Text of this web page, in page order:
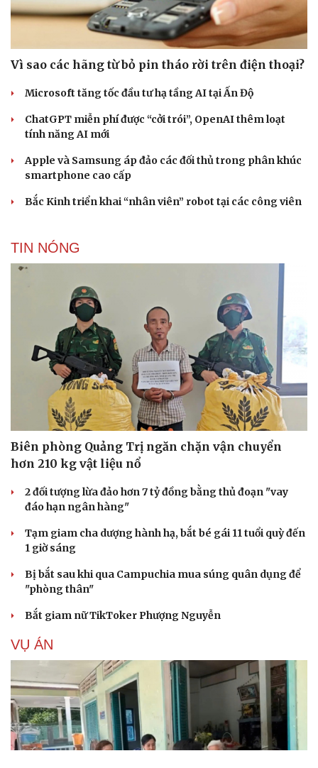
Vì sao các hãng từ bỏ pin tháo rời trên điện thoại?
Microsoft tăng tốc đầu tư hạ tầng AI tại Ấn Độ
ChatGPT miễn phí được “cởi trói”, OpenAI thêm loạt
tính năng AI mới
Apple và Samsung áp đảo các đối thủ trong phân khúc
smartphone cao cấp
Bắc Kinh triển khai “nhân viên” robot tại các công viên
TIN NÓNG
Biên phòng Quảng Trị ngăn chặn vận chuyển
hơn 210 kg vật liệu nổ
2 đối tượng lừa đảo hơn 7 tỷ đồng bằng thủ đoạn "vay
đáo hạn ngân hàng"
Tạm giam cha dượng hành hạ, bắt bé gái 11 tuổi quỳ đến
1 giờ sáng
Bị bắt sau khi qua Campuchia mua súng quân dụng để
"phòng thân"
Bắt giam nữ TikToker Phượng Nguyễn
VỤ ÁN